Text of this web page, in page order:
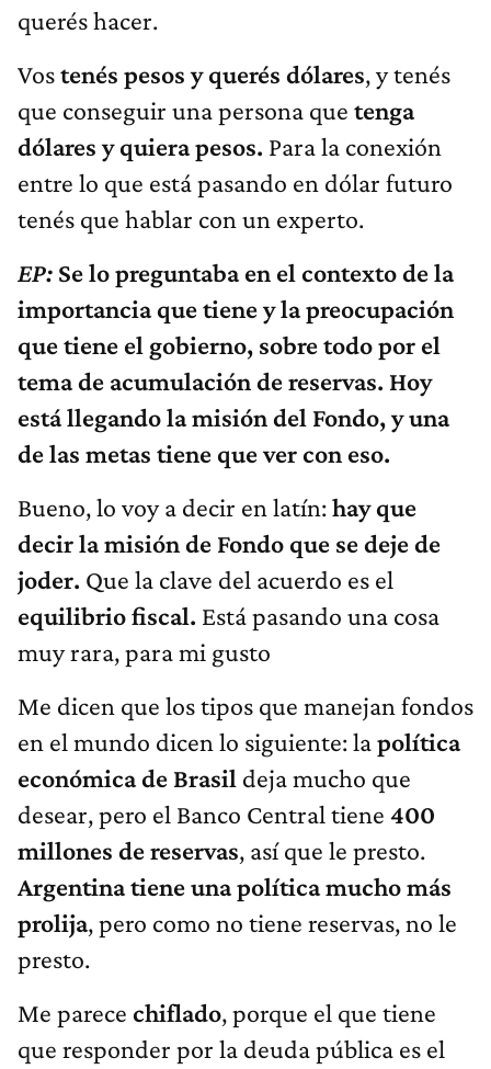
querés hacer.
Vostenés pesos y querés dólares, y tenés
que conseguir una persona que tenga
dólares y quiera pesos. Para la conexión
entre lo que está pasando en dólar futuro
tenés que hablar con un experto.
EP: Se lo preguntaba en el contexto de la
importancia que tiene y la preocupación
que tiene el gobierno, sobre todo por el
tema de acumulación de reservas. Hoy
está llegando la misión del Fondo, y una
de las metas tiene que ver con eso.
Bueno, lo voy a decir en latín:hay que
decir la misión de Fondo que se deje de
joder. Que la clave del acuerdo es el
equilibrio fiscal. Está pasando una cosa
muy rara, para mi gusto
Me dicen que los tipos que manejan fondos
en el mundo dicen lo siguiente: lapolítica
económica de Brasil deja mucho que
desear, pero el Banco Central tiene 400
millones de reservas, así que le presto.
Argentina tiene una política mucho más
prolija, pero como no tiene reservas, no le
presto.
Me parece chiflado, porque el que tiene
que responder por la deuda pública es el